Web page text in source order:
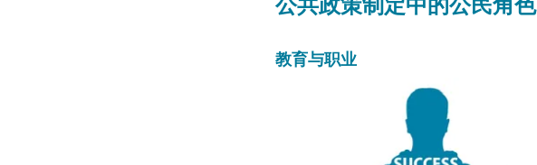
教育与职业